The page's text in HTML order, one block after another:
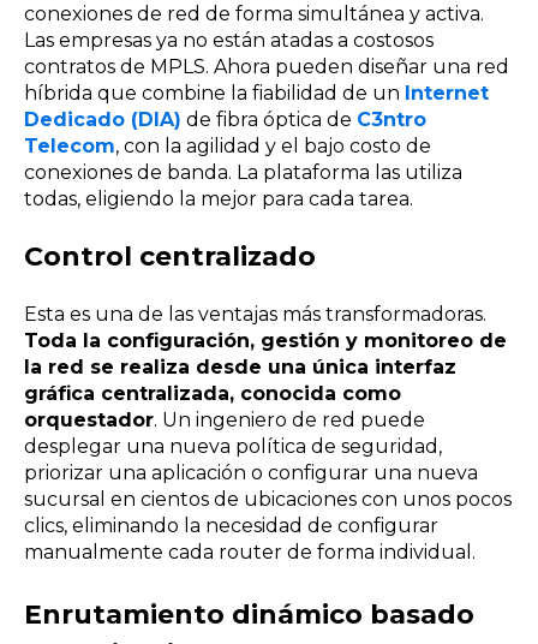
conexiones de red de forma simultánea y activa.
Las empresas ya no están atadas a costosos
contratos de MPLS. Ahora pueden diseñar una red
híbrida que combine la fiabilidad de un Internet
Dedicado (DIA) de fibra óptica de C3ntro
Telecom, con la agilidad y el bajo costo de
conexiones de banda. La plataforma las utiliza
todas, eligiendo la mejor para cada tarea.
Control centralizado
Esta es una de las ventajas más transformadoras.
Toda la configuración, gestión y monitoreo de
la red se realiza desde una única interfaz
gráfica centralizada, conocida como
orquestador. Un ingeniero de red puede
desplegar una nueva política de seguridad,
priorizar una aplicación o configurar una nueva
sucursal en cientos de ubicaciones con unos pocos
clics, eliminando la necesidad de configurar
manualmente cada router de forma individual.
Enrutamiento dinámico basado